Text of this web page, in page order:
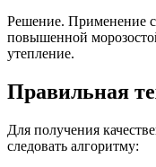
Решение. Применение
повышенной
утепление.
Правильная
Для получения
следовать алгоритму: